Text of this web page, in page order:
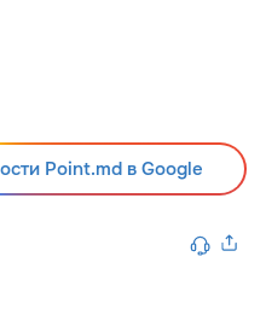
Point.md в Google